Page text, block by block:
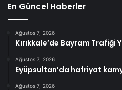
En Güncel Haberler
Ağustos 7, 2026
Kırıkkale’de Bayram Trafiği
Ağustos 7, 2026
Eyüpsultan’da hafriyat
Ağustos 7, 2026